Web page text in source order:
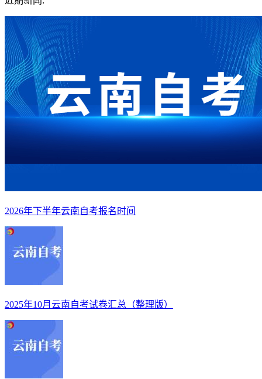
2026年下半年云南自考报名时间
2025年10月云南自考试卷汇总（整理版）